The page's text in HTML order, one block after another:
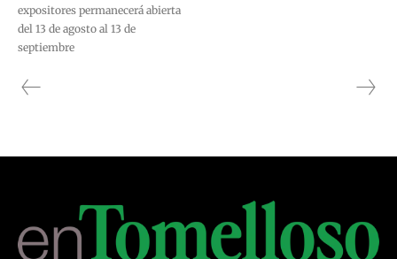
expositores permanecerá abierta
del 13 de agosto al 13 de
septiembre